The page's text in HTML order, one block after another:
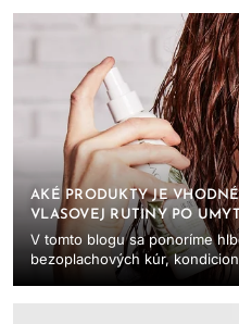
AKÉ PRODUKTY JE
VLASOVEJ RUTINY PO
V tomto blogu sa ponoríme
bezoplachových kúr,